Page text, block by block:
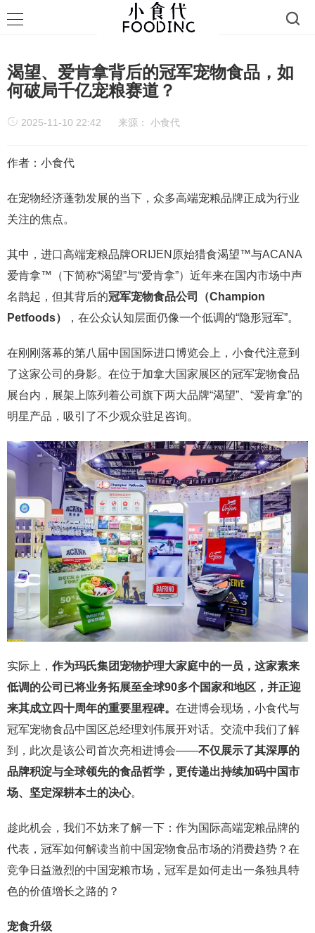
渴望、爱肯拿背后的冠军宠物食品，如
何破局千亿宠粮赛道？
2025-11-10 22:42 来源： 小食代
作者：小食代
在宠物经济蓬勃发展的当下，众多高端宠粮品牌正成为行业
关注的焦点。
其中，进口高端宠粮品牌ORIJEN原始猎食渴望™与ACANA
爱肯拿™（下简称“渴望”与“爱肯拿”）近年来在国内市场中声
名鹊起，但其背后的冠军宠物食品公司（Champion
Petfoods）
，在公众认知层面仍像一个低调的“隐形冠军”。
在刚刚落幕的第八届中国国际进口博览会上，小食代注意到
了这家公司的身影。在位于加拿大国家展区的冠军宠物食品
展台内，展架上陈列着公司旗下两大品牌“渴望”、“爱肯拿”的
明星产品，吸引了不少观众驻足咨询。
实际上， 作为玛氏集团宠物护理大家庭中的一员，这家素来
低调的公司已将业务拓展至全球90多个国家和地区，并正迎
来其成立四十周年的重要里程碑。 在进博会现场，小食代与
冠军宠物食品中国区总经理刘伟展开对话。交流中我们了解
到，此次是该公司首次亮相进博会——不仅展示了其深厚的
品牌积淀与全球领先的食品哲学，更传递出持续加码中国市
场、坚定深耕本土的决心。
趁此机会，我们不妨来了解一下：作为国际高端宠粮品牌的
代表，冠军如何解读当前中国宠物食品市场的消费趋势？在
竞争日益激烈的中国宠粮市场，冠军是如何走出一条独具特
色的价值增长之路的？
宠食升级